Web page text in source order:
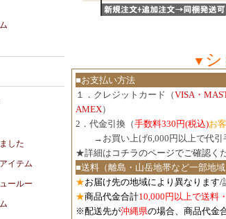
▼
■お支払い方法
１．クレジットカード（VISA・
AMEX）
2．代金引換（手数料330円(税込)お
→お買い上げ6,000円以上で代引
★詳細は コチラのページでご確認 く
■送料（離島・山岳地帯など一部地域
★お届け先の地域により異なります/
★商品代金合計10,000円以上で送料
※配送先が沖縄県の場合、商品代金
した
イテム
ールー